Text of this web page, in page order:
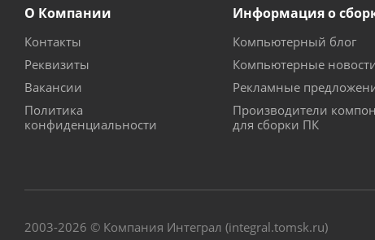
О Компании
Контакты
Реквизиты
Вакансии
Политика
конфиденциальности
Информация о
Компьютерный блог
Компьютерные
Рекламные
Производители
для сборки ПК
2003-2026 © Компания Интеграл (integral.tomsk.ru)